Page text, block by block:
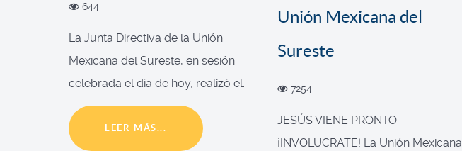
644
La Junta Directiva de la Unión
Mexicana del Sureste, en sesión
celebrada el día de hoy, realizó el...
LEER MÁS...
Unión Mexicana del
Sureste
7254
JESÚS VIENE PRONTO
¡INVOLUCRATE! La Unión Mexicana